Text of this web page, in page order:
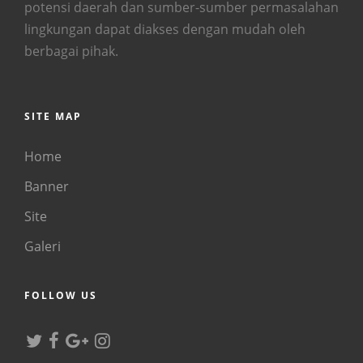
potensi daerah dan sumber-sumber permasalahan
lingkungan dapat diakses dengan mudah oleh
berbagai pihak.
SITE MAP
Home
Banner
Site
Galeri
FOLLOW US